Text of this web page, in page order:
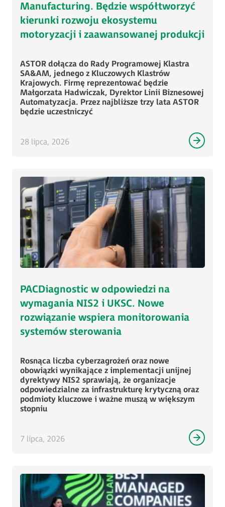
Manufacturing. Będzie współtworzyć
kierunki rozwoju ekosystemu
motoryzacji i zaawansowanej produkcji
ASTOR dołącza do Rady Programowej Klastra
SA&AM, jednego z Kluczowych Klastrów
Krajowych. Firmę reprezentować będzie
Małgorzata Hadwiczak, Dyrektor Linii Biznesowej
Automatyzacja. Przez najbliższe trzy lata ASTOR
będzie uczestniczyć
28 lipca, 2026
PACDiagnostic w odpowiedzi na
wymagania NIS2 i UKSC. Nowe
rozwiązanie wspiera monitorowania
systemów sterowania
Rosnąca liczba cyberzagrożeń oraz nowe
obowiązki wynikające z implementacji unijnej
dyrektywy NIS2 sprawiają, że organizacje
odpowiedzialne za infrastrukturę krytyczną oraz
podmioty kluczowe i ważne muszą w większym
stopniu
7 lipca, 2026